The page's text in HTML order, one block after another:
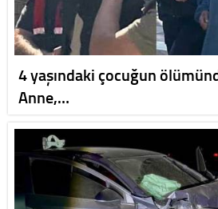
4 yaşındaki çocuğun
Anne,…